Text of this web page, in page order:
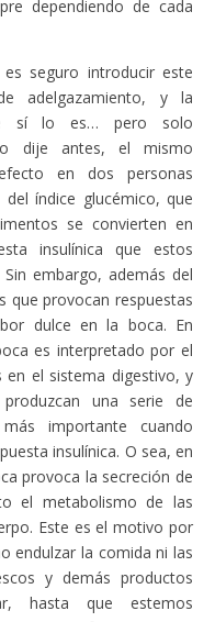
dependiendo de cada
seguro introducir este
adelgazamiento, y la
sí lo es… pero solo
dije antes, el mismo
en dos personas
índice glucémico, que
se convierten en
insulínica que estos
embargo, además del
que provocan respuestas
dulce en la boca. En
es interpretado por el
el sistema digestivo, y
una serie de
importante cuando
insulínica. O sea, en
provoca la secreción de
el metabolismo de las
Este es el motivo por
endulzar la comida ni las
y demás productos
hasta que estemos